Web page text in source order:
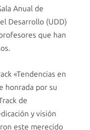
Anual de
Desarrollo (UDD)
que han
«Tendencias en
honrada por su
de
y visión
este merecido